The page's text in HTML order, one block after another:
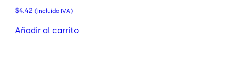
$4.42 (incluido IVA)
Añadir al carrito